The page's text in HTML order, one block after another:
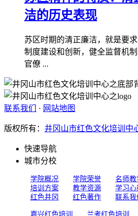
洁的历史表现
苏区时期的清正廉洁，就是要
制度建设和创新，健全监督机
官僚 ...
联系我们 · 网站地图
版权所有： 井冈山市红色文化培训中
快速导航
城市分校
学院概况 学院荣誉 名师教
培训方案
教学资源 学习心
红色井冈
红色著作 联系我
嘉兴红色培训 兰考红色培训